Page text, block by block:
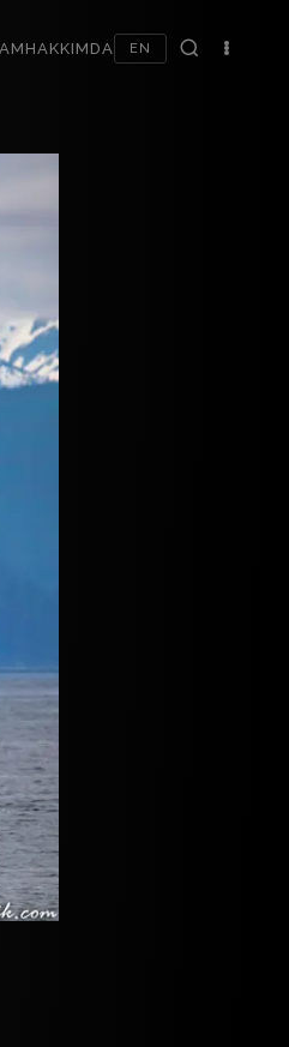
HAKKIMDA EN